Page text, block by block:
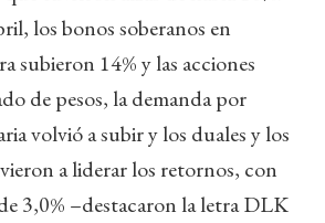
los bonos soberanos en
subieron 14% y las acciones
de pesos, la demanda por
volvió a subir y los duales y los
a liderar los retornos, con
3,0% –destacaron la letra DLK